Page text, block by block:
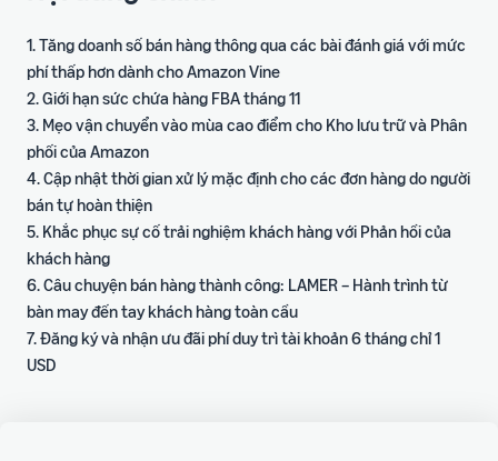
khoản
Các bước tạo tài khoản bán
Hướng dẫn lựa chọn sản
phẩm
Khai thác tiềm năng các
ngành hàng trên Amazon
Hướng dẫn đăng tải sản
phẩm
Tạo và tối ưu trang sản
phẩm
Giải pháp chuỗi cung
hàng
Chi phí biến đổi
Phí của các dịch vụ bổ sung
tùy chọn
Chi phí hoàn thiện đơn
hàng bởi Amazon (FBA)
Phí trên từng đơn vị, danh
mục, kích thước, trọng
lượng
Công cụ tính doanh thu,
chi phí
Hướng dẫn tuân thủ &
Sức khỏe tài khoản
Chính sách tuân thủ để bảo
vệ sức khỏe tài khoản
Hướng dẫn ra mắt sản
phẩm mới
Kế hoạch giới thiệu sản
phẩm thành công
Sự kiện bán hàng
Sẵn sàng cho các mùa bán
Nhà
cung
cấp
dịch
vụ
Quản lý tài khoản
Dịch vụ đăng ký và quản lý
tài khoản
Vận chuyển
Dịch vụ vận chuyển xuyên
biên giới
Tài
nguyên
hỗ trợ
Cổng
đào
tạo
Học viện nhà bán hàng
Kho tài liệu học tập chuyên
sâu
Chương trình đào tạo
1. Tăng doanh số bán hàng thông qua các bài đánh giá với mức
phí thấp hơn dành cho Amazon Vine
2. Giới hạn sức chứa hàng FBA tháng 11
3. Mẹo vận chuyển vào mùa cao điểm cho Kho lưu trữ và Phân
phối của Amazon
4. Cập nhật thời gian xử lý mặc định cho các đơn hàng do người
bán tự hoàn thiện
5. Khắc phục sự cố trải nghiệm khách hàng với Phản hồi của
khách hàng
6. Câu chuyện bán hàng thành công: LAMER – Hành trình từ
bàn may đến tay khách hàng toàn cầu
7. Đăng ký và nhận ưu đãi phí duy trì tài khoản 6 tháng chỉ 1
USD